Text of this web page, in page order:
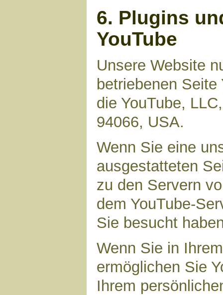
6. Plugins
YouTube
Unsere Website
betriebenen
die YouTube,
94066, USA.
Wenn Sie eine
ausgestatteten
zu den Servern
dem YouTube-
Sie besucht
Wenn Sie in
ermöglichen Sie
Ihrem